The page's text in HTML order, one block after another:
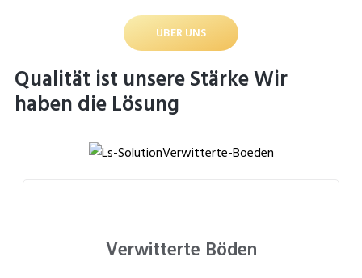
ÜBER UNS
Qualität ist unsere Stärke Wir
haben die Lösung
Verwitterte Böden